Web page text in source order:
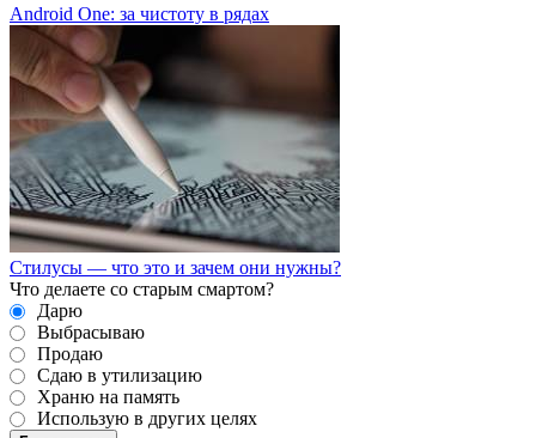
Android One: за чистоту в рядах
Стилусы — что это и зачем они нужны?
Что делаете со старым смартом?
Дарю
Выбрасываю
Продаю
Сдаю в утилизацию
Храню на память
Использую в других целях